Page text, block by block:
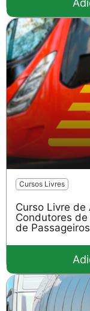
Cursos Livres
Curso Livre de
Condutores
de Passageiros